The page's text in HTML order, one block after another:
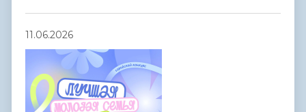
11.06.2026